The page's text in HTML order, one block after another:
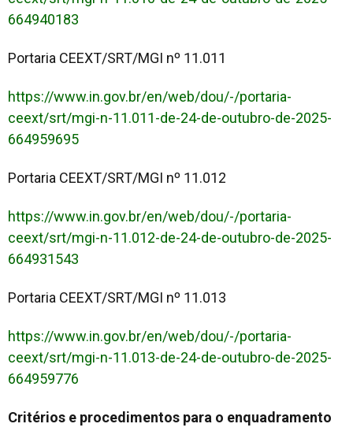
664940183
Portaria CEEXT/SRT/MGI nº 11.011
https://www.in.gov.br/en/web/dou/-/portaria-
ceext/srt/mgi-n-11.011-de-24-de-outubro-de-2025-
664959695
Portaria CEEXT/SRT/MGI nº 11.012
https://www.in.gov.br/en/web/dou/-/portaria-
ceext/srt/mgi-n-11.012-de-24-de-outubro-de-2025-
664931543
Portaria CEEXT/SRT/MGI nº 11.013
https://www.in.gov.br/en/web/dou/-/portaria-
ceext/srt/mgi-n-11.013-de-24-de-outubro-de-2025-
664959776
Critérios e procedimentos para o enquadramento